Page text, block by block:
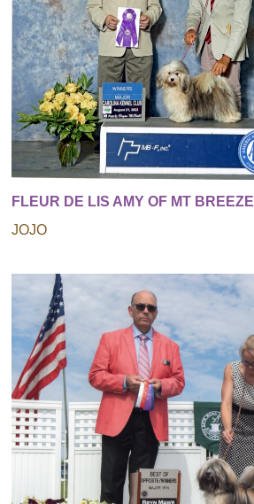
FLEUR DE LIS AMY OF MT BREEZE
JOJO